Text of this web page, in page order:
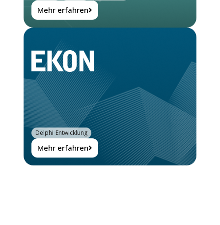
Mehr erfahren
Mehr erfahren
Delphi Entwicklung